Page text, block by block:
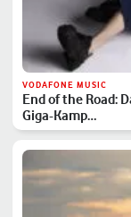
VODAFONE MUSIC
End of the Road:
Giga-Kamp…